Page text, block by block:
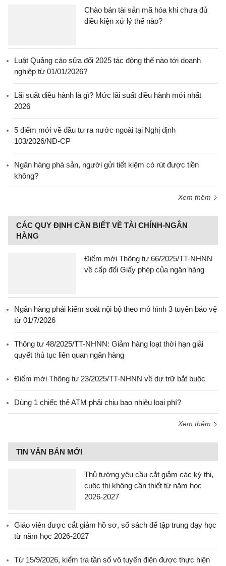
Chào bán tài sản mã hóa khi chưa đủ
điều kiện xử lý thế nào?
Luật Quảng cáo sửa đổi 2025 tác động thế nào tới doanh
nghiệp từ 01/01/2026?
Lãi suất điều hành là gì? Mức lãi suất điều hành mới nhất
2026
5 điểm mới về đầu tư ra nước ngoài tại Nghị định
103/2026/NĐ-CP
Ngân hàng phá sản, người gửi tiết kiệm có rút được tiền
không?
Xem thêm
CÁC QUY ĐỊNH CẦN BIẾT VỀ TÀI CHÍNH-NGÂN
HÀNG
Điểm mới Thông tư 66/2025/TT-NHNN
về cấp đổi Giấy phép của ngân hàng
Ngân hàng phải kiểm soát nội bộ theo mô hình 3 tuyến bảo vệ
từ 01/7/2026
Thông tư 48/2025/TT-NHNN: Giảm hàng loạt thời hạn giải
quyết thủ tục liên quan ngân hàng
Điểm mới Thông tư 23/2025/TT-NHNN về dự trữ bắt buộc
Dùng 1 chiếc thẻ ATM phải chịu bao nhiêu loại phí?
Xem thêm
TIN VĂN BẢN MỚI
Thủ tướng yêu cầu cắt giảm các kỳ thi,
cuộc thi không cần thiết từ năm học
2026-2027
Giáo viên được cắt giảm hồ sơ, sổ sách để tập trung dạy học
từ năm học 2026-2027
Từ 15/9/2026, kiểm tra tần số vô tuyến điện được thực hiện